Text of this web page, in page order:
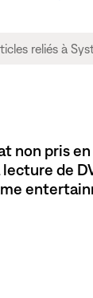
non pris
de